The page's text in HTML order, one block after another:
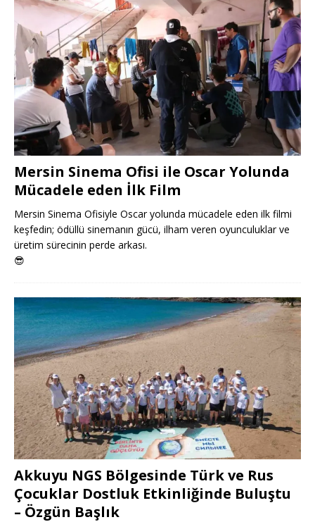
Mersin Sinema Ofisi ile Oscar Yolunda
Mücadele eden İlk Film
Mersin Sinema Ofisiyle Oscar yolunda mücadele eden ilk filmi
keşfedin; ödüllü sinemanın gücü, ilham veren oyunculuklar ve
üretim sürecinin perde arkası.
😎
Akkuyu NGS Bölgesinde Türk ve Rus
Çocuklar Dostluk Etkinliğinde Buluştu
– Özgün Başlık